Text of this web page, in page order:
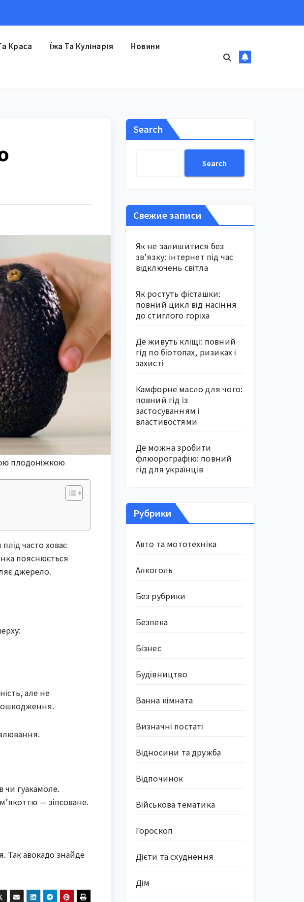
Краса Їжа Та Кулінарія Новини
плодоніжкою
часто ховає
пояснюється
джерело.
але не
чи гуакамоле.
— зіпсоване.
Так авокадо знайде
Search
Search
Свежие записи
Як не залишитися без
зв’язку: інтернет під час
відключень світла
Як ростуть фісташки:
повний цикл від насіння
до стиглого горіха
Де живуть кліщі: повний
гід по біотопах, ризиках і
захисті
Камфорне масло для чого:
повний гід із
застосуванням і
властивостями
Де можна зробити
флюорографію: повний
гід для українців
Рубрики
Авто та мототехніка
Алкоголь
Без рубрики
Безпека
Бізнес
Будівництво
Ванна кімната
Визначні постаті
Відносини та дружба
Відпочинок
Військова тематика
Гороскоп
Дієти та схуднення
Дім